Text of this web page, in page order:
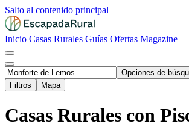
Salto al contenido principal
Inicio Casas Rurales Guías Ofertas Magazine
Opciones de
Filtros
Mapa
Casas Rurales con